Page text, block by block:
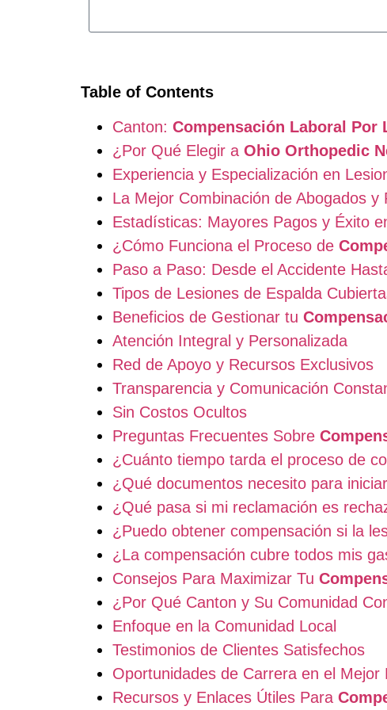
Table of Contents
Canton: Compensación Laboral Por
¿Por Qué Elegir a Ohio Orthopedic
Experiencia y Especialización en
La Mejor Combinación de Abogados y
Estadísticas: Mayores Pagos y Éxito
¿Cómo Funciona el Proceso de
Paso a Paso: Desde el Accidente
Tipos de Lesiones de Espalda
Beneficios de Gestionar tu
Atención Integral y Personalizada
Red de Apoyo y Recursos Exclusivos
Transparencia y Comunicación
Sin Costos Ocultos
Preguntas Frecuentes Sobre
¿Cuánto tiempo tarda el proceso de
¿Qué documentos necesito para
¿Qué pasa si mi reclamación es
¿Puedo obtener compensación si la
¿La compensación cubre todos mis
Consejos Para Maximizar Tu
¿Por Qué Canton y Su Comunidad
Enfoque en la Comunidad Local
Testimonios de Clientes Satisfechos
Oportunidades de Carrera en el Mejor
Recursos y Enlaces Útiles Para